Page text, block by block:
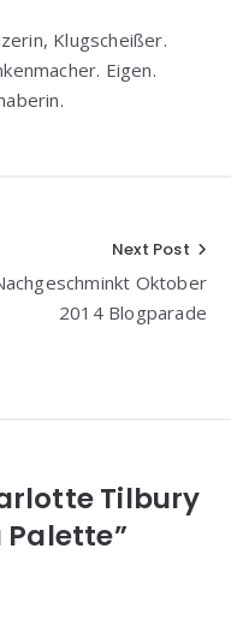
Klugscheißer.
Eigen.
Next Post
Oktober
2014 Blogparade
Tilbury
Palette”